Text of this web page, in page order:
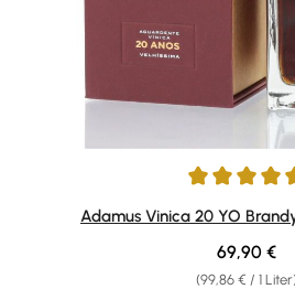
Durchschnittliche Bewertung von 5
Adamus Vinica 20 YO
(99,86 € / 1
Regulärer
69,90 €